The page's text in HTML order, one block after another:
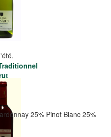
rosé
25% Pinot Blanc 25%